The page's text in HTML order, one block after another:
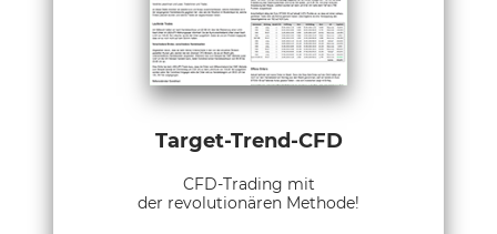
Target-Trend-CFD
CFD-Trading mit
der revolutionären Methode!